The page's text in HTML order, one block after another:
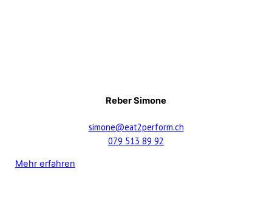
Reber Simone
simone@eat2perform.ch
079 513 89 92
Mehr erfahren